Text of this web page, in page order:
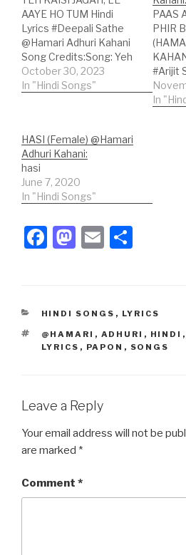
AAYE HO TUM Hindi
Lyrics #Deepali Sathe
@Hamari Adhuri Kahani
Song Credits:Song: Yeh
Kaisi JagahMovie:
Hamari Adhuri
Music Entertainment
India Pvt. Ltd. Hindi
Lyrics:ये कैसी जगह ले आए हो
तुम?ये कैसी नई दिल गाए है धुन?मैं
मीरा सी दीवानी…
October 30, 2023
In "Hindi Songs"
PAAS
PHIR
#Arijit
Adhuri
In
HASI (Female) @Hamari
Adhuri Kahani:
hasi
June 7, 2020
In "Hindi Songs"
F
e
b
o
k
M
o
d
o
E
e
CATEGORIES
HINDI SONGS , LYRICS
TAGS
@HAMARI , ADHURI , HINDI ,
LYRICS , PAPON , SONGS
Leave a Reply
Your email address will not be
are marked *
Comment *